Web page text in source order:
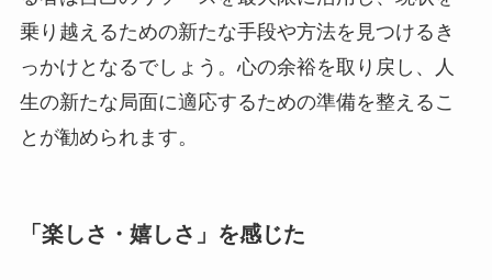
乗り越えるための新たな手段や方法を見つけるき
っかけとなるでしょう。心の余裕を取り戻し、人
生の新たな局面に適応するための準備を整えるこ
とが勧められます。
「楽しさ・嬉しさ」を感じた